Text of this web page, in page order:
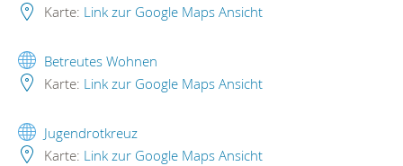
Karte: Link zur Google Maps Ansicht
Betreutes Wohnen
Karte: Link zur Google Maps Ansicht
Jugendrotkreuz
Karte: Link zur Google Maps Ansicht